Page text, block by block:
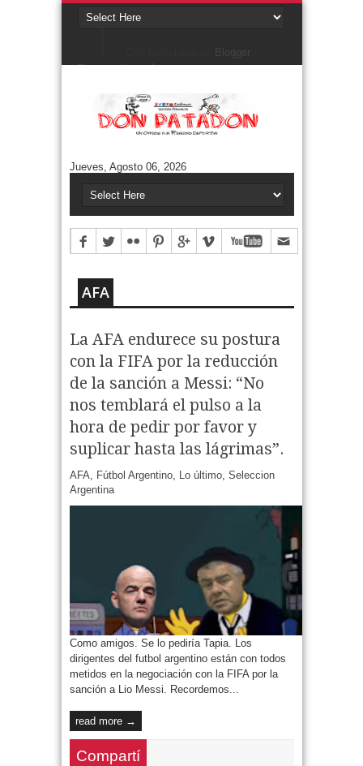
Blogger
Denunciar abuso
Cuentos/ Frases y más
CUENTOS DE FÚTBOL
NIEMBRO
Aguántanos en Twitter
Tweets by DonPatadon
Pages
Style5
Jueves, Agosto 06, 2026
AFA
La AFA endurece su postura
con la FIFA por la reducción
de la sanción a Messi: “No
nos temblará el pulso a la
hora de pedir por favor y
suplicar hasta las lágrimas”.
AFA, Fútbol Argentino, Lo último, Seleccion
Argentina
Como amigos. Se lo pediría Tapia. Los
dirigentes del futbol argentino están con todos
metidos en la negociación con la FIFA por la
sanción a Lio Messi. Recordemos...
read more →
Compartí